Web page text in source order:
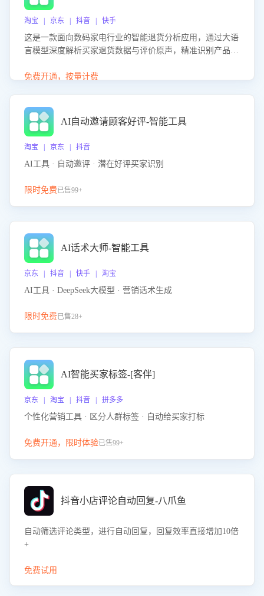
淘宝 | 京东 | 抖音 | 快手
这是一款面向数码家电行业的智能退货分析应用，通过大语
言模型深度解析买家退货数据与评价原声，精准识别产品质
改进建议，通过挖掘用户痛点驱动产品迭代，从根本上降低
免费开通，按量计费
AI自动邀请顾客好评-智能工具
淘宝 | 京东 | 抖音
AI工具 · 自动邀评 · 潜在好评买家识别
限时免费已售99+
AI话术大师-智能工具
京东 | 抖音 | 快手 | 淘宝
AI工具 · DeepSeek大模型 · 营销话术生成
限时免费已售28+
AI智能买家标签-[客伴]
京东 | 淘宝 | 抖音 | 拼多多
个性化营销工具 · 区分人群标签 · 自动给买家打标
免费开通，限时体验已售99+
抖音小店评论自动回复-八爪鱼
自动筛选评论类型，进行自动回复，回复效率直接增加10倍
+
免费试用